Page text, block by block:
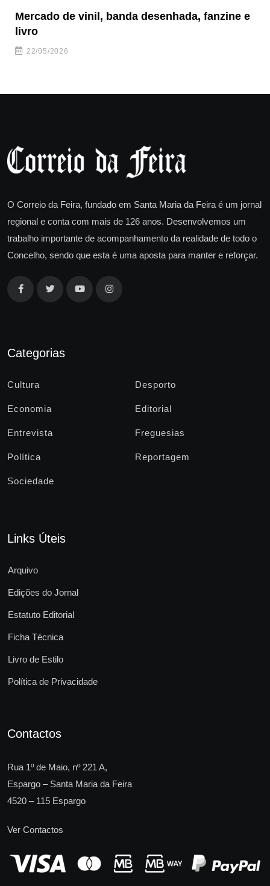
Mercado de vinil, banda desenhada, fanzine e
livro
22/05/2026
O Correio da Feira, fundado em Santa Maria da Feira é um jornal
regional e conta com mais de 126 anos. Desenvolvemos um
trabalho importante de acompanhamento da realidade de todo o
Concelho, sendo que esta é uma aposta para manter e reforçar.
Categorias
Cultura Desporto
Economia Editorial
Entrevista Freguesias
Política Reportagem
Sociedade
Links Úteis
Arquivo
Edições do Jornal
Estatuto Editorial
Ficha Técnica
Livro de Estilo
Política de Privacidade
Contactos
Rua 1º de Maio, nº 221 A,
Espargo – Santa Maria da Feira
4520 – 115 Espargo
Ver Contactos